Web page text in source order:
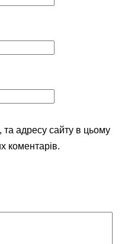
адресу сайту в цьому
коментарів.